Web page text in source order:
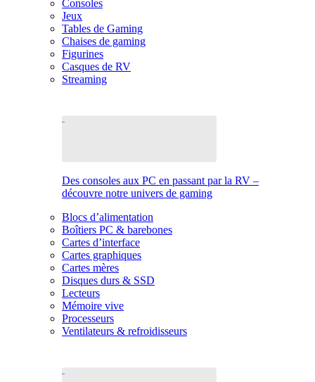
Consoles
Jeux
Tables de Gaming
Chaises de gaming
Figurines
Casques de RV
Streaming
Des consoles aux PC en passant par la RV –
découvre notre univers de gaming
Blocs d’alimentation
Boîtiers PC & barebones
Cartes d’interface
Cartes graphiques
Cartes mères
Disques durs & SSD
Lecteurs
Mémoire vive
Processeurs
Ventilateurs & refroidisseurs